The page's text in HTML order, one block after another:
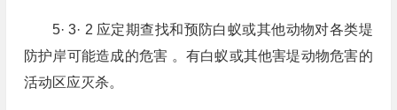
5· 3· 2 应定期查找和预防白蚁或其他动物对各类堤
防护岸可能造成的危害 。有白蚁或其他害堤动物危害的
活动区应灭杀。